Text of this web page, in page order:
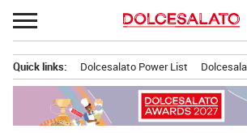
Passa
al
principale
Quick links: Dolcesalato Power List